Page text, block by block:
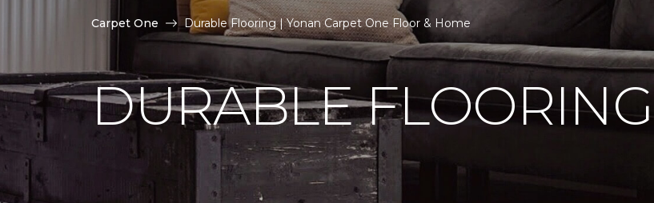
Carpet One Durable Flooring | Yonan Carpet One Floor & Home
DURABLE FLOORING